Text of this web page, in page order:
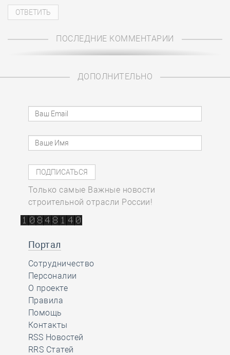
ПОСЛЕДНИЕ КОММЕНТАРИИ
ДОПОЛНИТЕЛЬНО
Только самые Важные новости
строительной отрасли России!
Портал
Сотрудничество
Персоналии
О проекте
Правила
Помощь
Контакты
RSS Новостей
RRS Статей